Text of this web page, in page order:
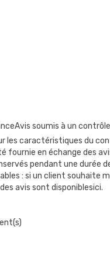
Avis soumis à un contrôle
les caractéristiques du
fournie en échange des
pendant une durée
: si un client souhaite
avis sont disponiblesici.